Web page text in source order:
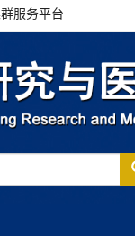
服务平台